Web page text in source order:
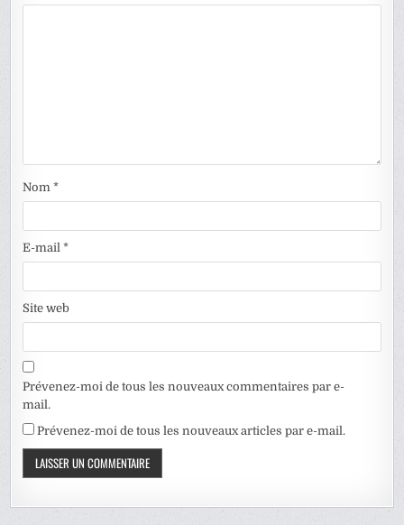
Nom*
E-mail*
Site web
Prévenez-moi de tous les nouveaux commentaires par e-
mail.
Prévenez-moi de tous les nouveaux articles par e-mail.